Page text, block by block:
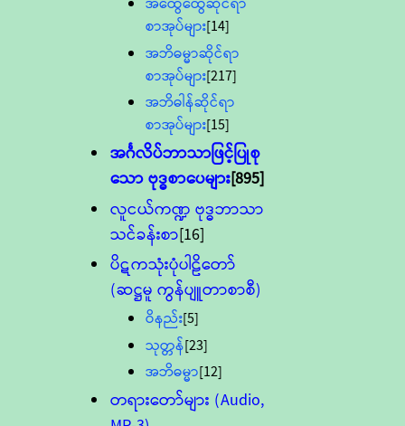
စာအုပ်များ[14]
အဘိဓမ္မာဆိုင်ရာ
စာအုပ်များ[217]
အဘိဓါန်ဆိုင်ရာ
စာအုပ်များ[15]
အင်္ဂလိပ်ဘာသာဖြင့်ပြုစု
သော ဗုဒ္ဓစာပေများ[895]
လူငယ်ကဏ္ဍ ဗုဒ္ဓဘာသာ
သင်ခန်းစာ[16]
ပိဋကသုံးပုံပါဠိတော်
(ဆဋ္ဌမူ ကွန်ပျူတာစာစီ)
ဝိနည်း[5]
သုတ္တန်[23]
အဘိဓမ္မာ[12]
တရားတော်များ (Audio,